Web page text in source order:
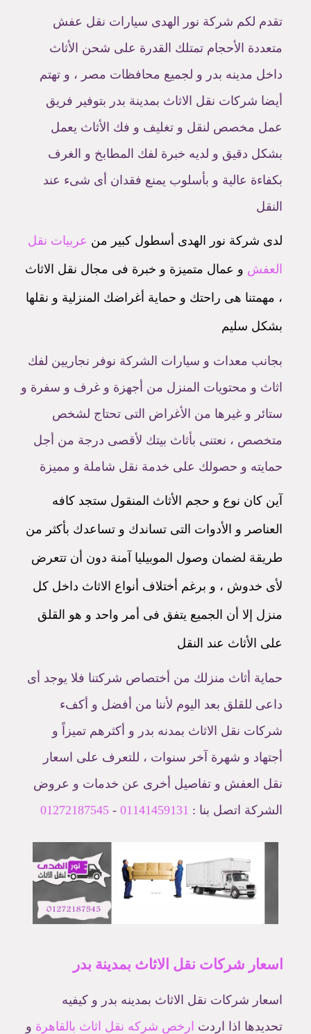
تقدم لكم شركة نور الهدى سيارات نقل عفش
متعددة الأحجام تمتلك القدرة على شحن الأثاث
داخل مدينه بدر و لجميع محافظات مصر ، و تهتم
أيضا شركات نقل الاثاث بمدينة بدر بتوفير فريق
عمل مخصص لنقل و تغليف و فك الأثاث يعمل
بشكل دقيق و لديه خبرة لفك المطابخ و الغرف
بكفاءة عالية و بأسلوب يمنع فقدان أى شىء عند
النقل
لدى شركة نور الهدى أسطول كبير من عربيات نقل
العفش و عمال متميزة و خبرة فى مجال نقل الاثاث
، مهمتنا هى راحتك و حماية أغراضك المنزلية و نقلها
بشكل سليم
بجانب معدات و سيارات الشركة نوفر نجاريين لفك
اثاث و محتويات المنزل من أجهزة و غرف و سفرة و
ستائر و غيرها من الأغراض التى تحتاج لشخص
متخصص ، نعتنى بأثاث بيتك لأقصى درجة من أجل
حمايته و حصولك على خدمة نقل شاملة و مميزة
آين كان نوع و حجم الأثاث المنقول ستجد كافه
العناصر و الأدوات التى تساندك و تساعدك بأكثر من
طريقة لضمان وصول الموبيليا آمنة دون أن تتعرض
لأى خدوش ، و برغم أختلاف أنواع الاثاث داخل كل
منزل إلا أن الجميع يتفق فى أمر واحد و هو القلق
على الأثاث عند النقل
حماية أثاث منزلك من أختصاص شركتنا فلا يوجد أى
داعى للقلق بعد اليوم لأننا من أفضل و أكفء
شركات نقل الاثاث بمدنه بدر و أكثرهم تميزاً و
أجتهاد و شهرة آخر سنوات ، للتعرف على اسعار
نقل العفش و تفاصيل أخرى عن خدمات و عروض
الشركة اتصل بنا : 01141459131
-
01272187545
...
اسعار شركات نقل الاثاث بمدينة بدر
اسعار شركات نقل الاثاث بمدينه بدر و كيفيه
تحديدها اذا اردت ارخص شركه نقل اثاث بالقاهرة و